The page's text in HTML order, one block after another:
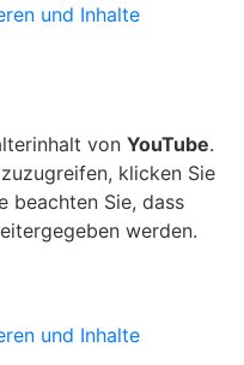
und Inhalte
von YouTube.
klicken Sie
beachten Sie, dass
werden.
und Inhalte